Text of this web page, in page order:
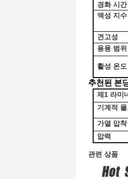
경화 시간
액성 지수
견고성
용융 범위
활성 온도
추천된 본
제1 라미
기계적
가열 압
압력
관련 상품